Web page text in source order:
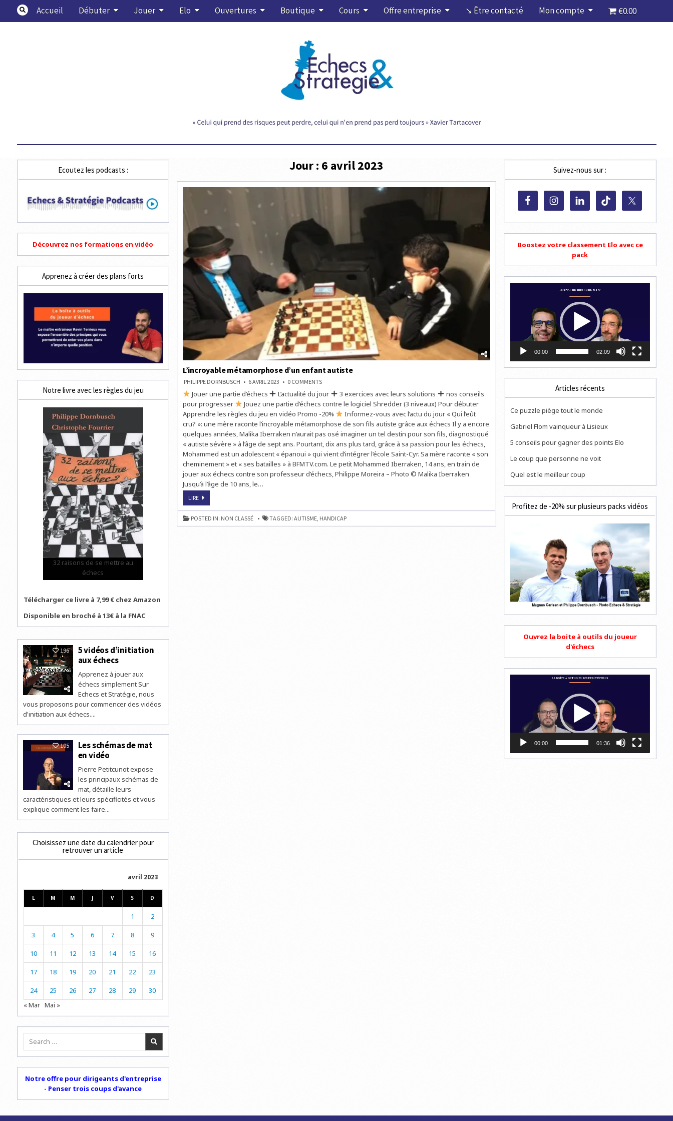
content
Accueil Débuter Jouer Elo Ouvertures Boutique Cours Offre entreprise ↘ Être contacté Mon compte €0.00
Jour : 6 avril 2023
L’incroyable métamorphose d’un enfant autiste
PHILIPPE DORNBUSCH 6 AVRIL 2023 0 COMMENTSON
MÉTAMORPHOSE
D’UN
ENFANT
AUTISTE
Jouer une partie d’échecs L’actualité du jour 3 exercices avec leurs solutions
nos conseils
pour progresser
Jouez une partie d’échecs contre le logiciel Shredder (3 niveaux) Pour débuter
Apprendre les règles du jeu en vidéo Promo -20%
Informez-vous avec l’actu du jour « Qui l’eût
cru? »: une mère raconte l’incroyable métamorphose de son fils autiste grâce aux échecs Il y a encore
quelques années, Malika Iberraken n’aurait pas osé imaginer un tel destin pour son fils, diagnostiqué
« autiste sévère » à l’âge de sept ans. Pourtant, dix ans plus tard, grâce à sa passion pour les échecs,
Mohammed est un adolescent « épanoui » qui vient d’intégrer l’école Saint-Cyr. Sa mère raconte « son
cheminement » et « ses batailles » à BFMTV.com. Le petit Mohammed Iberraken, 14 ans, en train de
jouer aux échecs contre son professeur d’échecs, Philippe Moreira – Photo © Malika Iberraken
Jusqu’à l’âge de 10 ans, le…
LIREL’INCROYABLE
D’UN
ENFANT
AUTISTE
POSTED IN: NON CLASSÉ TAGGED: AUTISME, HANDICAP
Ecoutez les podcasts :
Découvrez nos formations en vidéo
Apprenez à créer des plans forts
Notre livre avec les règles du jeu
32 raisons de se mettre au
échecs
Télécharger ce livre à 7,99 € chez Amazon
Disponible en broché à 13€ à la FNAC
196
5 vidéos d’initiation
aux échecs
Apprenez à jouer aux
échecs simplement Sur
Echecs et Stratégie, nous
vous proposons pour commencer des vidéos
d'initiation aux échecs....
105
Les schémas de mat
en vidéo
Pierre Petitcunot expose
les principaux schémas de
mat, détaille leurs
caractéristiques et leurs spécificités et vous
explique comment les faire...
Choisissez une date du calendrier pour
retrouver un article
avril 2023
L M M J V S D
1 2
3 4 5 6 7 8 9
10 11 12 13 14 15 16
17 18 19 20 21 22 23
24 25 26 27 28 29
30
« Mar Mai »
Search
Notre offre pour dirigeants d'entreprise
- Penser trois coups d'avance
Suivez-nous sur :
Boostez votre classement Elo avec ce
pack
00:00 02:09
Articles récents
Ce puzzle piège tout le monde
Gabriel Flom vainqueur à Lisieux
5 conseils pour gagner des points Elo
Le coup que personne ne voit
Quel est le meilleur coup
Profitez de -20% sur plusieurs packs vidéos
Ouvrez la boite à outils du joueur
d'échecs
00:00 01:36